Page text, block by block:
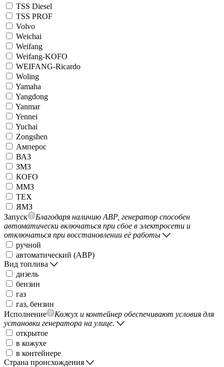
TSS Diesel
TSS PROF
Volvo
Weichai
Weifang
Weifang-KOFO
WEIFANG-Ricardo
Woling
Yamaha
Yangdong
Yanmar
Yennei
Yuchai
Zongshen
Амперос
ВАЗ
ЗМЗ
КОFO
ММЗ
ТЕХ
ЯМЗ
Запуск
Благодаря наличию АВР, генератор способен
автоматически включаться при сбое в электросети и
отключаться при восстановлении её работы
ручной
автоматический (АВР)
Вид топлива
дизель
бензин
газ
газ, бензин
Исполнение
Кожух и контейнер обеспечивают условия для
установки генератора на улице.
открытое
в кожухе
в контейнере
Страна происхождения